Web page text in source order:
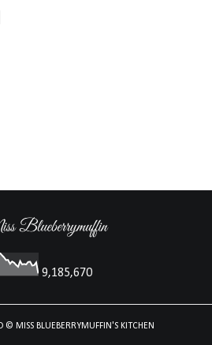
9,185,670
© MISS BLUEBERRYMUFFIN'S KITCHEN